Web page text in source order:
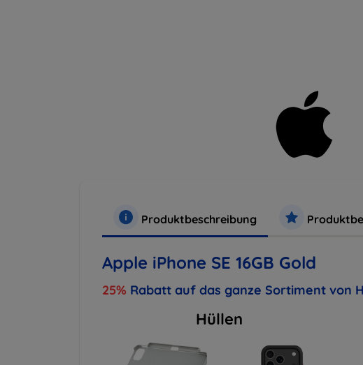
Produktbeschreibung
Apple iPhone SE 16GB Gold
25% Rabatt auf das ganze Sortiment von
Hüllen